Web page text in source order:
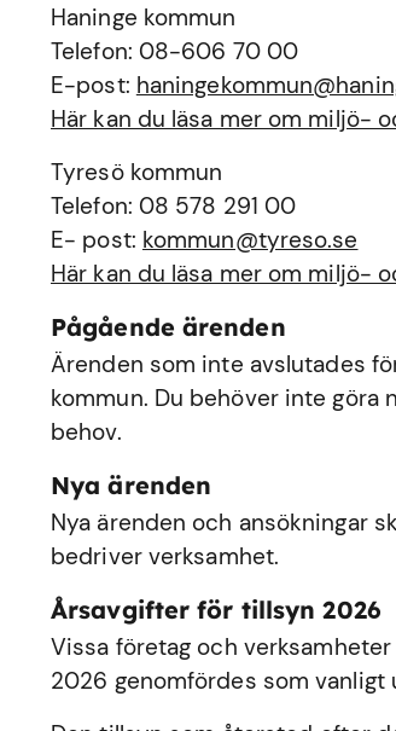
Haninge kommun
Telefon: 08-606 70 00
E-post:
Här kan du läsa mer om miljö-
Tyresö kommun
Telefon: 08 578 291 00
E- post: kommun@tyreso.se
Här kan du läsa mer om miljö-
Pågående ärenden
Ärenden som inte avslutades
kommun. Du behöver inte göra
behov.
Nya ärenden
Nya ärenden och ansökningar
bedriver verksamhet.
Årsavgifter för tillsyn 2026
Vissa företag och
2026 genomfördes som vanligt